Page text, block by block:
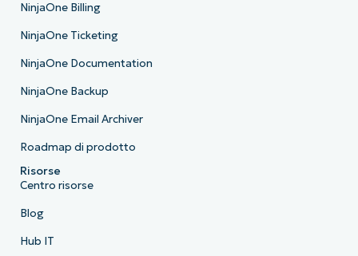
NinjaOne Billing
NinjaOne Ticketing
NinjaOne Documentation
NinjaOne Backup
NinjaOne Email Archiver
Roadmap di prodotto
Risorse
Centro risorse
Blog
Hub IT